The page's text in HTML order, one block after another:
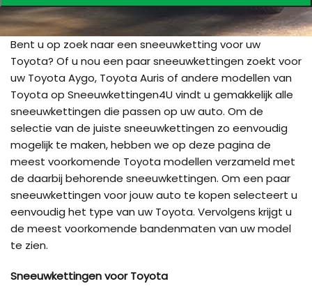
Bent u op zoek naar een sneeuwketting voor uw
Toyota? Of u nou een paar sneeuwkettingen zoekt voor
uw Toyota Aygo, Toyota Auris of andere modellen van
Toyota op Sneeuwkettingen4U vindt u gemakkelijk alle
sneeuwkettingen die passen op uw auto. Om de
selectie van de juiste sneeuwkettingen zo eenvoudig
mogelijk te maken, hebben we op deze pagina de
meest voorkomende Toyota modellen verzameld met
de daarbij behorende sneeuwkettingen. Om een paar
sneeuwkettingen voor jouw auto te kopen selecteert u
eenvoudig het type van uw Toyota. Vervolgens krijgt u
de meest voorkomende bandenmaten van uw model
te zien.
Sneeuwkettingen voor Toyota